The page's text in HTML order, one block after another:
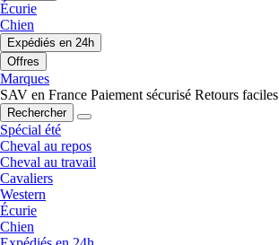
Écurie
Chien
Expédiés en 24h
Offres
Marques
SAV en France Paiement sécurisé Retours faciles
Rechercher
Spécial été
Cheval au repos
Cheval au travail
Cavaliers
Western
Écurie
Chien